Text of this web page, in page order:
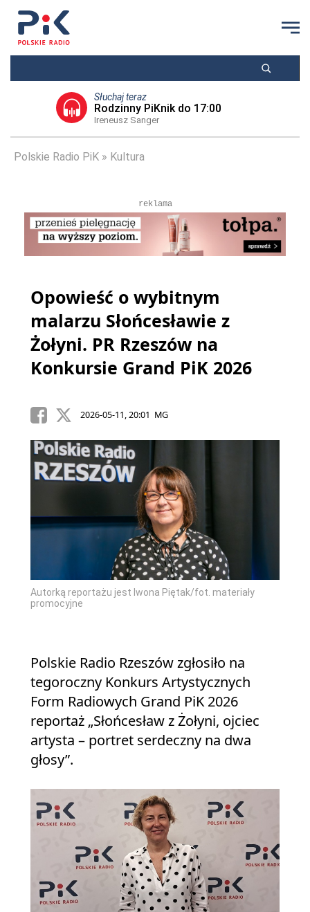
Słuchaj teraz
Rodzinny PiKnik do 17:00
Ireneusz Sanger
Polskie Radio PiK Kultura
reklama
Opowieść o wybitnym
malarzu Słońcesławie z
Żołyni. PR Rzeszów na
Konkursie Grand PiK 2026
2026-05-11, 20:01 MG
Autorką reportażu jest Iwona Piętak/fot. materiały
promocyjne
Polskie Radio Rzeszów zgłosiło na
tegoroczny Konkurs Artystycznych
Form Radiowych Grand PiK 2026
reportaż „Słońcesław z Żołyni, ojciec
artysta – portret serdeczny na dwa
głosy”.